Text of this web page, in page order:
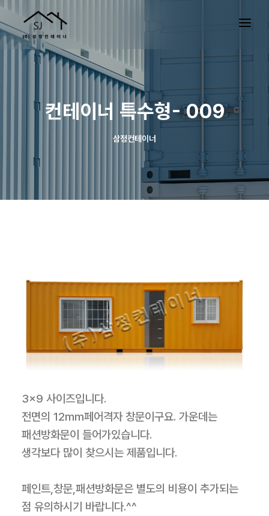
컨테이너 특수형- 009
삼정컨테이너
3×9 사이즈입니다.
전면의 12mm페어격자 창문이구요. 가운데는
패션방화문이 들어가있습니다.
생각보다 많이 찾으시는 제품입니다.
페인트,창문,패션방화문은 별도의 비용이 추가되는
점 유의하시기 바랍니다.^^